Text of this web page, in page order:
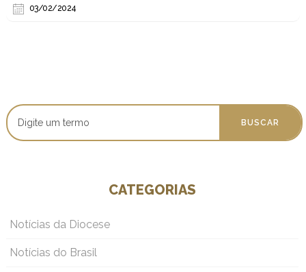
03/02/2024
CATEGORIAS
Notícias da Diocese
Notícias do Brasil